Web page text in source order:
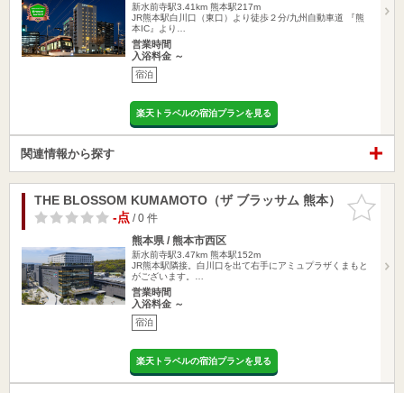
新水前寺駅3.41km 熊本駅217m
JR熊本駅白川口（東口）より徒歩２分/九州自動車道 『熊
本IC』より…
営業時間
入浴料金 ～
宿泊
楽天トラベルの宿泊プランを見る
関連情報から探す
お気に入
りに追加
THE BLOSSOM KUMAMOTO（ザ ブラッサム 熊本）
-点/ 0 件
熊本県 / 熊本市西区
新水前寺駅3.47km 熊本駅152m
JR熊本駅隣接。白川口を出て右手にアミュプラザくまもと
がございます。…
営業時間
入浴料金 ～
宿泊
楽天トラベルの宿泊プランを見る